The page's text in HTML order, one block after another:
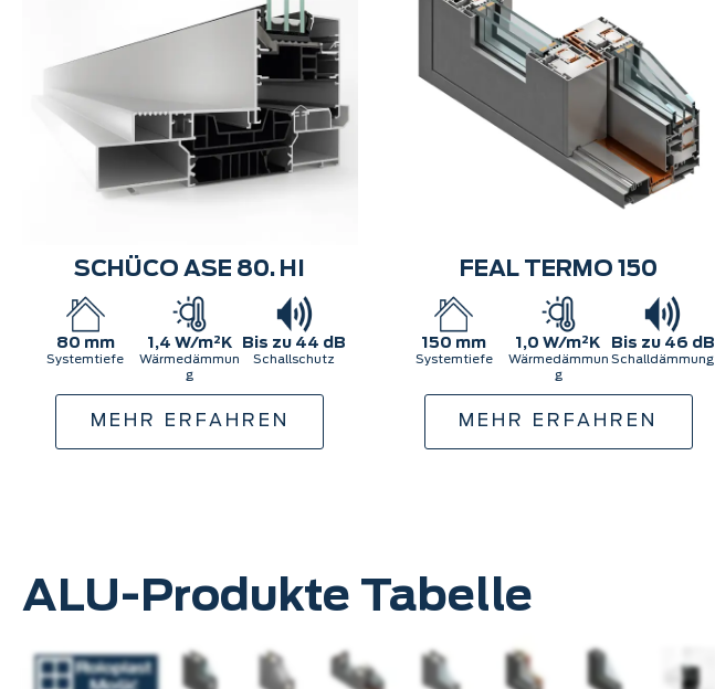
SCHÜCO ASE 80. HI
80 mm
Systemtiefe
1,4 W/m²K
Wärmedämmun
g
Bis zu 44 dB
Schallschutz
MEHR ERFAHREN
FEAL TERMO 150
150 mm
Systemtiefe
1,0 W/m²K
Wärmedämmun
g
Bis zu 46 dB
Schalldämmung
MEHR ERFAHREN
ALU-Produkte Tabelle